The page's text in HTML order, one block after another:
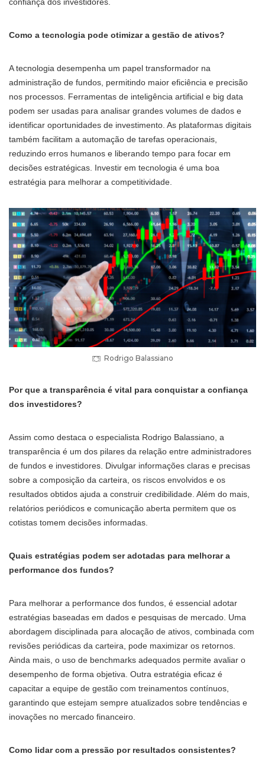
confiança dos investidores.
Como a tecnologia pode otimizar a gestão de ativos?
A tecnologia desempenha um papel transformador na
administração de fundos, permitindo maior eficiência e precisão
nos processos. Ferramentas de inteligência artificial e big data
podem ser usadas para analisar grandes volumes de dados e
identificar oportunidades de investimento. As plataformas digitais
também facilitam a automação de tarefas operacionais,
reduzindo erros humanos e liberando tempo para focar em
decisões estratégicas. Investir em tecnologia é uma boa
estratégia para melhorar a competitividade.
Rodrigo Balassiano
Por que a transparência é vital para conquistar a confiança
dos investidores?
Assim como destaca o especialista Rodrigo Balassiano, a
transparência é um dos pilares da relação entre administradores
de fundos e investidores. Divulgar informações claras e precisas
sobre a composição da carteira, os riscos envolvidos e os
resultados obtidos ajuda a construir credibilidade. Além do mais,
relatórios periódicos e comunicação aberta permitem que os
cotistas tomem decisões informadas.
Quais estratégias podem ser adotadas para melhorar a
performance dos fundos?
Para melhorar a performance dos fundos, é essencial adotar
estratégias baseadas em dados e pesquisas de mercado. Uma
abordagem disciplinada para alocação de ativos, combinada com
revisões periódicas da carteira, pode maximizar os retornos.
Ainda mais, o uso de benchmarks adequados permite avaliar o
desempenho de forma objetiva. Outra estratégia eficaz é
capacitar a equipe de gestão com treinamentos contínuos,
garantindo que estejam sempre atualizados sobre tendências e
inovações no mercado financeiro.
Como lidar com a pressão por resultados consistentes?